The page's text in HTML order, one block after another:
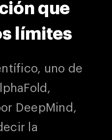
que
límites
uno de
DeepMind,
la